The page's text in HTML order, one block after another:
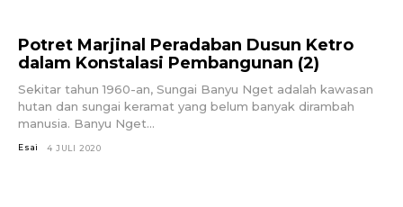
Potret Marjinal Peradaban Dusun Ketro
dalam Konstalasi Pembangunan (2)
Sekitar tahun 1960-an, Sungai Banyu Nget adalah kawasan
hutan dan sungai keramat yang belum banyak dirambah
manusia. Banyu Nget...
Esai 4 JULI 2020